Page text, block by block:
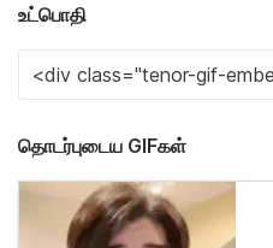
உட்பொதி
தொடர்புடைய GIFகள்